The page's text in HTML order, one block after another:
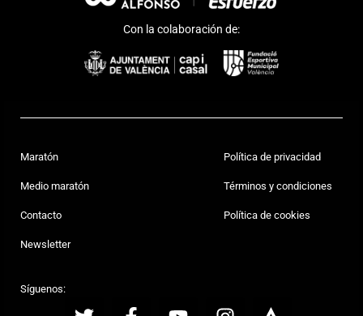
Con la colaboración de:
Maratón
Medio maratón
Contacto
Newsletter
Política de privacidad
Términos y condiciones
Política de cookies
Síguenos: